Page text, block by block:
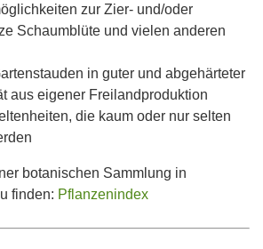
zur Zier- und/oder
Schaumblüte und vielen anderen
in guter und abgehärteter
aus eigener Freilandproduktion
die kaum oder nur selten
botanischen Sammlung in
finden: Pflanzenindex